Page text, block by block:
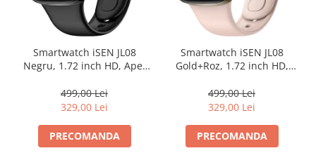
Smartwatch iSEN JL08
Negru, 1.72 inch HD, Apel
HR, Glicemie, VO2max, ECG,
temperatura, NFC, IP67,
499,00 Lei
329,00 Lei
PRECOMANDA
Smartwatch iSEN JL08
Gold+Roz, 1.72 inch HD,
vocal, HR, Glicemie,
VO2max, ECG, temperatura,
499,00 Lei
329,00 Lei
PRECOMANDA